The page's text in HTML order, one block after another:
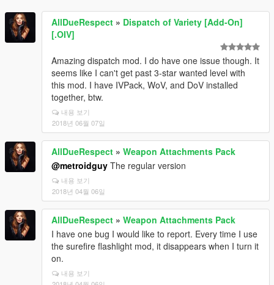
AllDueRespect » Dispatch of Variety [Add-On]
[.OIV]
Amazing dispatch mod. I do have one issue though. It
seems like I can't get past 3-star wanted level with
this mod. I have IVPack, WoV, and DoV installed
together, btw.
내용 보기
2018년 06월 07일
AllDueRespect » Weapon Attachments Pack
@metroidguy The regular version
내용 보기
2018년 04월 06일
AllDueRespect » Weapon Attachments Pack
I have one bug I would like to report. Every time I use
the surefire flashlight mod, it disappears when I turn it
on.
내용 보기